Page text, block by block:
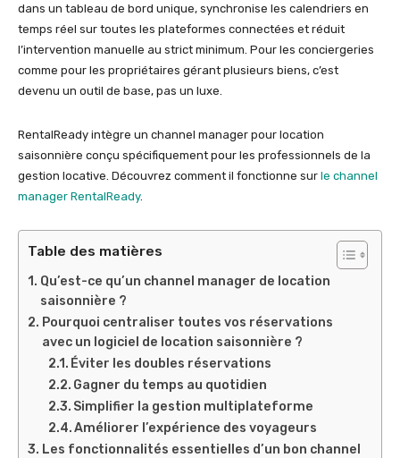
dans un tableau de bord unique, synchronise les calendriers en
temps réel sur toutes les plateformes connectées et réduit
l’intervention manuelle au strict minimum. Pour les conciergeries
comme pour les propriétaires gérant plusieurs biens, c’est
devenu un outil de base, pas un luxe.
RentalReady intègre un channel manager pour location
saisonnière conçu spécifiquement pour les professionnels de la
gestion locative. Découvrez comment il fonctionne sur le channel
manager RentalReady.
Table des matières
Qu’est-ce qu’un channel manager de location
saisonnière ?
Pourquoi centraliser toutes vos réservations
avec un logiciel de location saisonnière ?
Éviter les doubles réservations
Gagner du temps au quotidien
Simplifier la gestion multiplateforme
Améliorer l’expérience des voyageurs
Les fonctionnalités essentielles d’un bon channel